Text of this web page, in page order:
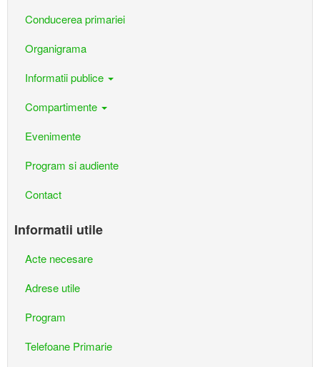
Conducerea primariei
Organigrama
Informatii publice
Compartimente
Evenimente
Program si audiente
Contact
Informatii utile
Acte necesare
Adrese utile
Program
Telefoane Primarie